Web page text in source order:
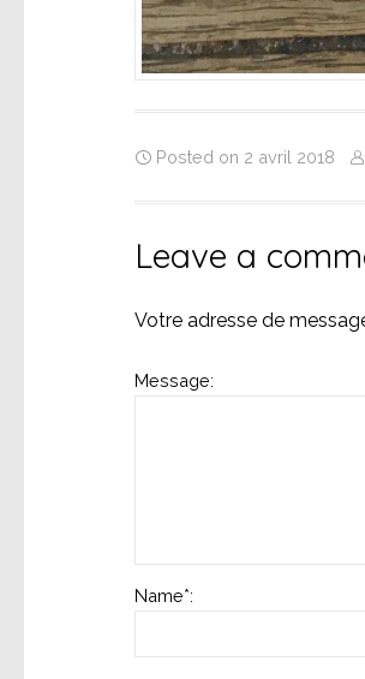
Posted on 2 avril 2018
Leave a
Votre adresse de
Message:
Name*: